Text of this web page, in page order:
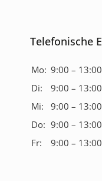
Telefonische
Mo: 9:00 –
Di:
9:00 –
Mi:
9:00 –
Do: 9:00 –
Fr:
9:00 –